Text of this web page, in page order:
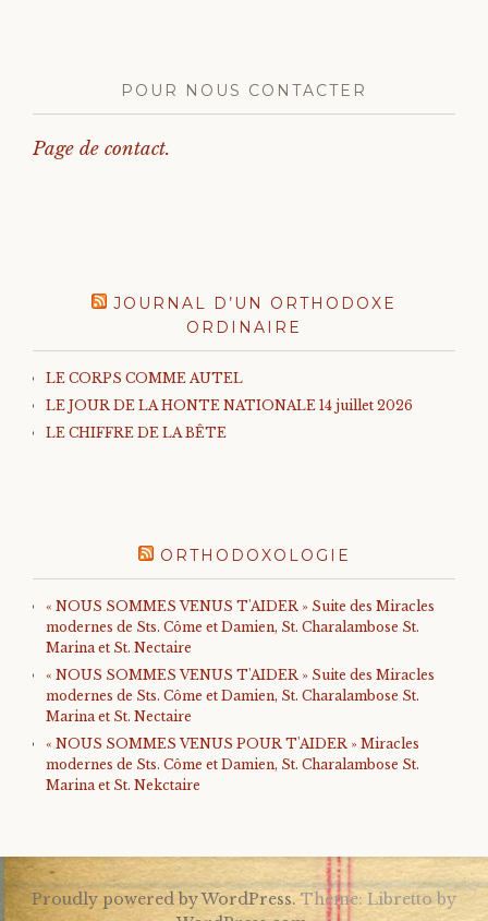
POUR NOUS CONTACTER
Page de contact.
JOURNAL D’UN ORTHODOXE
ORDINAIRE
LE CORPS COMME AUTEL
LE JOUR DE LA HONTE NATIONALE 14 juillet 2026
LE CHIFFRE DE LA BÊTE
ORTHODOXOLOGIE
« NOUS SOMMES VENUS T'AIDER » Suite des Miracles
modernes de Sts. Côme et Damien, St. Charalambose St.
Marina et St. Nectaire
« NOUS SOMMES VENUS T'AIDER » Suite des Miracles
modernes de Sts. Côme et Damien, St. Charalambose St.
Marina et St. Nectaire
« NOUS SOMMES VENUS POUR T'AIDER » Miracles
modernes de Sts. Côme et Damien, St. Charalambose St.
Marina et St. Nekctaire
Proudly powered by WordPress. Theme: Libretto by